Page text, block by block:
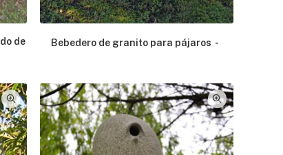
de
Bebedero de granito para pájaros